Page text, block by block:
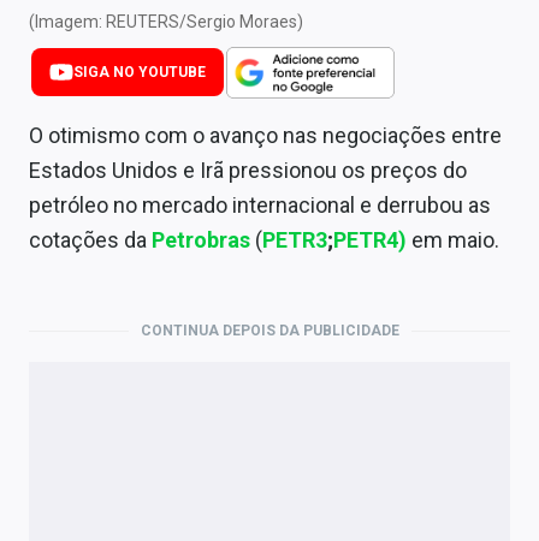
Central dos IPOs
Renda Fixa
Finanças Pessoais
Mercados
Economia
(Imagem: REUTERS/Sergio Moraes)
SIGA NO YOUTUBE
O otimismo com o avanço nas negociações entre
Estados Unidos e Irã pressionou os preços do
petróleo no mercado internacional e derrubou as
cotações da Petrobras (PETR3;PETR4) em maio.
CONTINUA DEPOIS DA PUBLICIDADE